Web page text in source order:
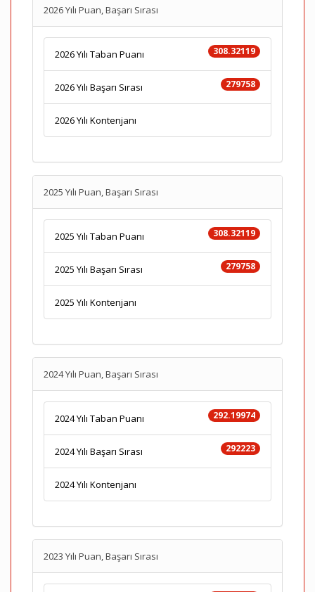
2026 Yılı Puan, Başarı Sırası
308.32119
2026 Yılı Taban Puanı
279758
2026 Yılı Başarı Sırası
2026 Yılı Kontenjanı
2025 Yılı Puan, Başarı Sırası
308.32119
2025 Yılı Taban Puanı
279758
2025 Yılı Başarı Sırası
2025 Yılı Kontenjanı
2024 Yılı Puan, Başarı Sırası
292.19974
2024 Yılı Taban Puanı
292223
2024 Yılı Başarı Sırası
2024 Yılı Kontenjanı
2023 Yılı Puan, Başarı Sırası